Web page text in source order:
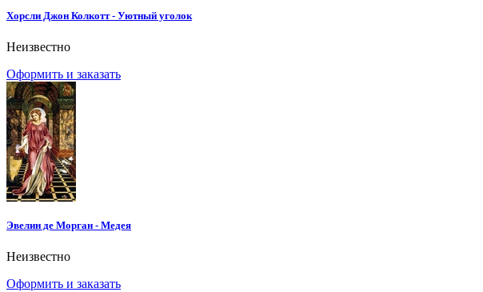
Хорсли Джон Колкотт - Уютный уголок
Неизвестно
Оформить и заказать
Эвелин де Морган - Медея
Неизвестно
Оформить и заказать